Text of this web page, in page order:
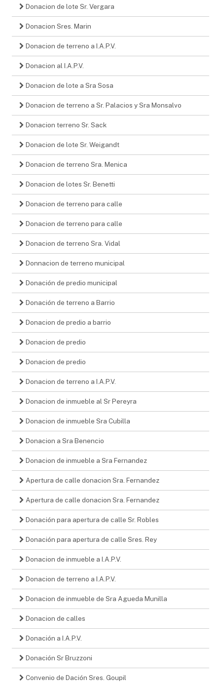
Donacion de lote Sr. Vergara
Donacion Sres. Marin
Donacion de terreno a I.A.P.V.
Donacion al I.A.P.V.
Donacion de lote a Sra Sosa
Donacion de terreno a Sr. Palacios y Sra Monsalvo
Donacion terreno Sr. Sack
Donacion de lote Sr. Weigandt
Donacion de terreno Sra. Menica
Donacion de lotes Sr. Benetti
Donacion de terreno para calle
Donacion de terreno para calle
Donacion de terreno Sra. Vidal
Donnacion de terreno municipal
Donación de predio municipal
Donación de terreno a Barrio
Donacion de predio a barrio
Donacion de predio
Donacion de predio
Donacion de terreno a I.A.P.V.
Donacion de inmueble al Sr Pereyra
Donacion de inmueble Sra Cubilla
Donacion a Sra Benencio
Donacion de inmueble a Sra Fernandez
Apertura de calle donacion Sra. Fernandez
Apertura de calle donacion Sra. Fernandez
Donación para apertura de calle Sr. Robles
Donación para apertura de calle Sres. Rey
Donacion de inmueble a I.A.P.V.
Donacion de terreno a I.A.P.V.
Donacion de inmueble de Sra Agueda Munilla
Donacion de calles
Donación a I.A.P.V.
Donación Sr Bruzzoni
Convenio de Dación Sres. Goupil